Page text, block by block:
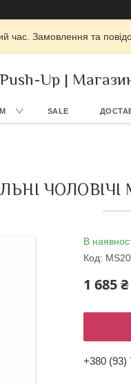
час. Замовлення та
Push-Up |
SALE
ЧОЛОВІЧІ
В
Код:
1 685 ₴
+380 (93)